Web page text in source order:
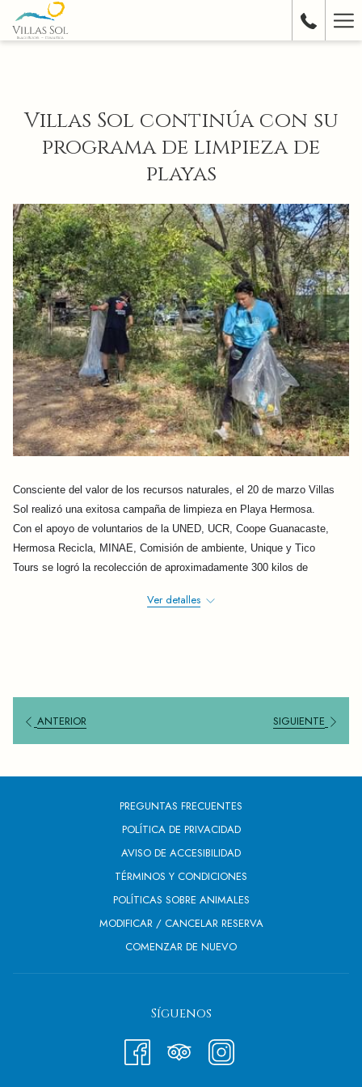
Villas Sol continúa con su
programa de limpieza de
playas
Consciente del valor de los recursos naturales, el 20 de marzo Villas
Sol realizó una exitosa campaña de limpieza en Playa Hermosa.
Con el apoyo de voluntarios de la UNED, UCR, Coope Guanacaste,
Hermosa Recicla, MINAE, Comisión de ambiente, Unique y Tico
Tours se logró la recolección de aproximadamente 300 kilos de
Esta campaña permitió realizar la limpieza de la playa, sus dos
Ver detalles
ANTERIOR SIGUIENTE
PREGUNTAS FRECUENTES
POLÍTICA DE PRIVACIDAD
AVISO DE ACCESIBILIDAD
TÉRMINOS Y CONDICIONES
POLÍTICAS SOBRE ANIMALES
MODIFICAR / CANCELAR RESERVA
COMENZAR DE NUEVO
Síguenos